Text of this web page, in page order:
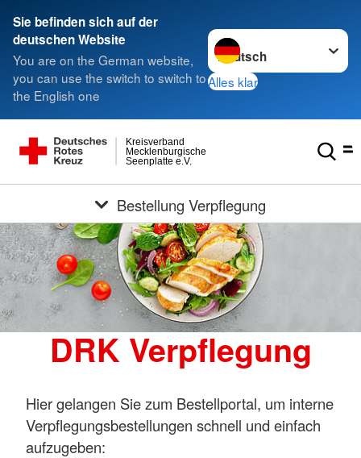
Sie befinden sich auf der
deutschen Website
You are on the German website,
you can use the switch to switch to
the English one
Sprache wechseln zu
Alles klar
Seenplatte e.V.
Mecklenburgische
Kreisverband
Bestellung Verpflegung
DRK Verpflegung
Hier gelangen Sie zum Bestellportal, um interne
Verpflegungsbestellungen schnell und einfach
aufzugeben: